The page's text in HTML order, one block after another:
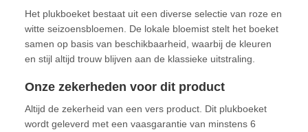
Het plukboeket bestaat uit een diverse selectie van roze en
witte seizoensbloemen. De lokale bloemist stelt het boeket
samen op basis van beschikbaarheid, waarbij de kleuren
en stijl altijd trouw blijven aan de klassieke uitstraling.
Onze zekerheden voor dit product
Altijd de zekerheid van een vers product. Dit plukboeket
wordt geleverd met een vaasgarantie van minstens 6